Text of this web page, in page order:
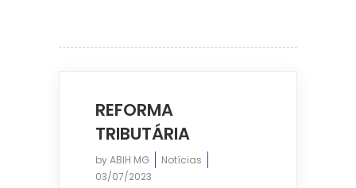
REFORMA
TRIBUTÁRIA
byABIH MG
Notícias
03/07/2023